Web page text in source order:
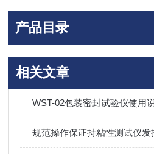
产品目录
相关文章
WST-02包装密封试验仪使用
规范操作保证持粘性测试仪发